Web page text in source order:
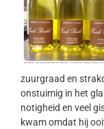
zuurgraad en
onstuimig in het
notigheid en veel
kwam omdat hij